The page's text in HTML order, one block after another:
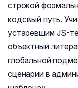
строкой
кодовый путь.
устаревшим JS-
объектный
глобальной
сценарии в